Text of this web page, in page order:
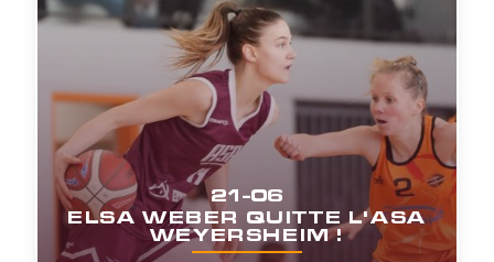
21-06
ELSA WEBER QUITTE L'ASA
WEYERSHEIM !